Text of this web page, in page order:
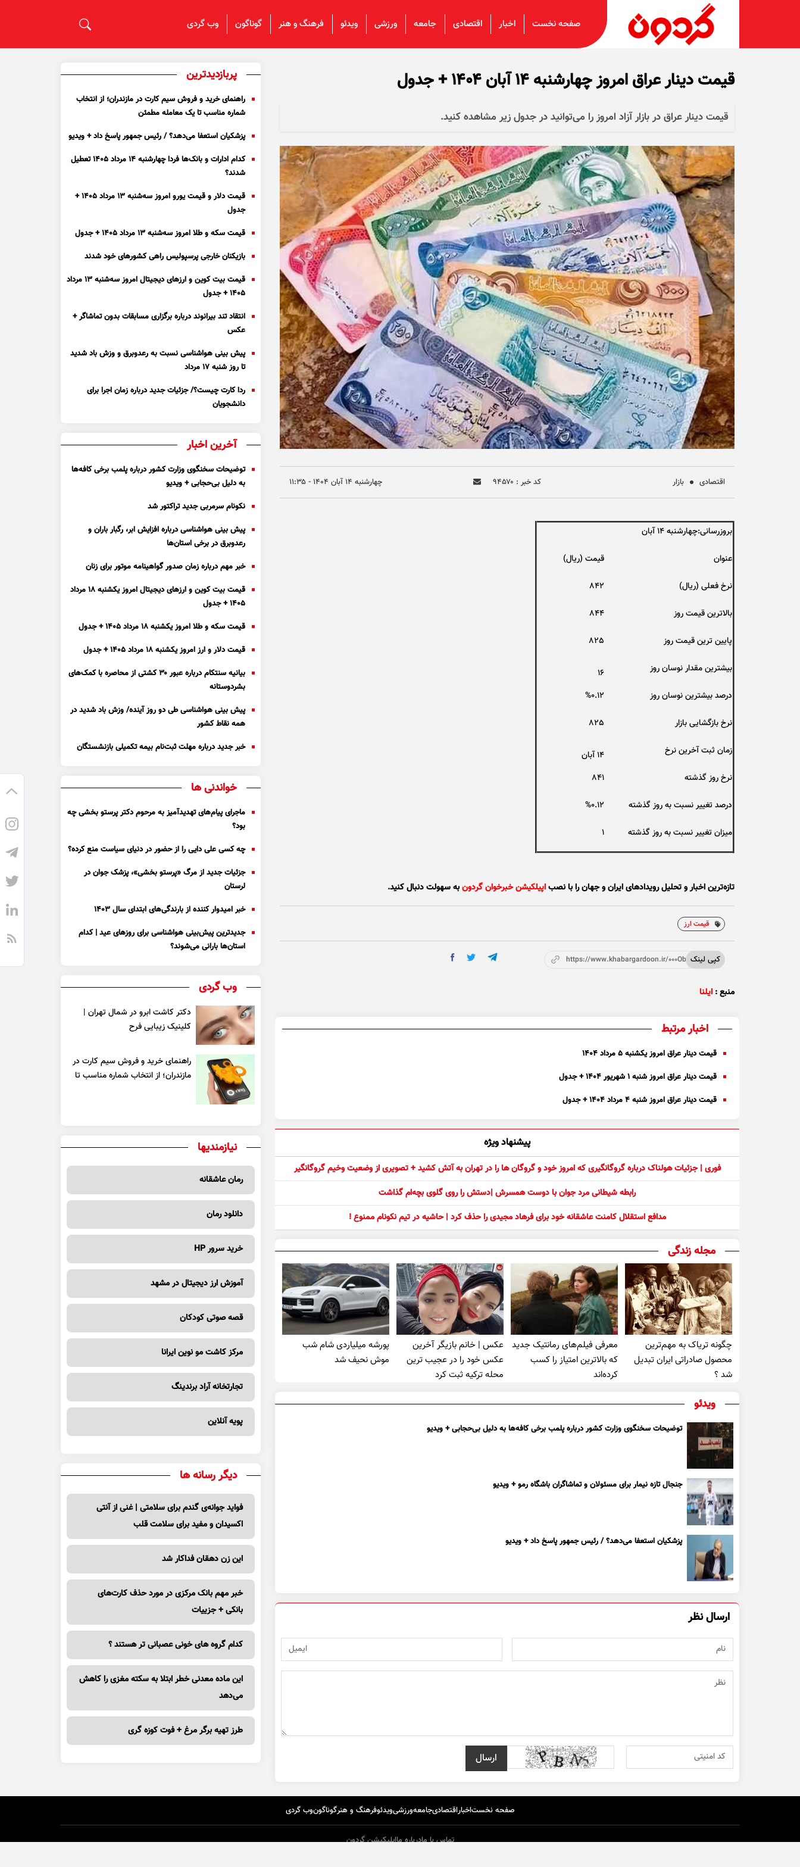
صفحه نخست اخبار اقتصادی جامعه ورزشی ویدئو فرهنگ و هنر گوناگون وب گردی
قیمت دینار عراق امروز چهارشنبه ۱۴ آبان ۱۴۰۴ + جدول
قیمت دینار عراق در بازار آزاد امروز را می‌توانید در جدول زیر مشاهده کنید.
اقتصادی بازار کد خبر : ۹۴۵۷۰ چهارشنبه ۱۴ آبان ۱۴۰۴ - ۱۱:۳۵
بروزرسانی:چهارشنبه ۱۴ آبان
عنوان قیمت (ریال)
نرخ فعلی (ریال) 842
بالاترین قیمت روز 844
پایین ترین قیمت روز 825
بیشترین مقدار نوسان روز
16
درصد بیشترین نوسان روز
%0.12
نرخ بازگشایی بازار 825
زمان ثبت آخرین نرخ
۱۴ آبان
نرخ روز گذشته
841
درصد تغییر نسبت به روز گذشته %0.12
میزان تغییر نسبت به روز گذشته 1
تازه‌ترین اخبار و تحلیل‌ رویدادهای ایران و جهان را با نصباپیلکیشن خبرخوان گردونبه سهولت دنبال کنید.
قیمت ارز
کپی لینکhttps://www.khabargardoon.ir/000ObK
منبع : ایلنا
اخبار مرتبط
قیمت دینار عراق امروز یکشنبه ۵ مرداد ۱۴۰۴
قیمت دینار عراق امروز شنبه ۱ شهریور ۱۴۰۴ + جدول
قیمت دینار عراق امروز شنبه ۴ مرداد ۱۴۰۴ + جدول
پیشنهاد ویژه
فوری | جزئیات هولناک درباره گروگانگیری که امروز خود و گروگان ها را در تهران به آتش کشید + تصویری از وضعیت وخیم گروگانگیر
رابطه شیطانی مرد جوان با دوست همسرش |دستش را روی گلوی بچه‌ام گذاشت
مدافع استقلال کامنت عاشقانه خود برای فرهاد مجیدی را حذف کرد | حاشیه در تیم نکونام ممنوع !
مجله زندگی
چگونه تریاک به مهم‌ترین
محصول صادراتی ایران تبدیل
شد ؟
معرفی فیلم‌های رمانتیک جدید
که بالاترین امتیاز را کسب
کرده‌اند
عکس | خانم بازیگر آخرین
عکس خود را در عجیب ترین
محله ترکیه ثبت کرد
پورشه میلیاردی شام شب
موش‌ نحیف شد
ویدئو
توضیحات سخنگوی وزارت کشور درباره پلمب برخی کافه‌ها به دلیل بی‌حجابی + ویدیو
جنجال تازه نیمار برای مسئولان و تماشاگران باشگاه رمو + ویدیو
پزشکیان استعفا می‌دهد؟ / رئیس جمهور پاسخ داد + ویدیو
ارسال نظر
پربازدیدترین
راهنمای خرید و فروش سیم کارت در مازندران؛ از انتخاب
شماره مناسب تا یک معامله مطمئن
پزشکیان استعفا می‌دهد؟ / رئیس جمهور پاسخ داد + ویدیو
کدام ادارات و بانک‌ها فردا چهارشنبه ۱۴ مرداد ۱۴۰۵ تعطیل
شدند؟
قیمت دلار و قیمت یورو امروز سه‌شنبه ۱۳ مرداد ۱۴۰۵ +
جدول
قیمت سکه و طلا امروز سه‌شنبه ۱۳ مرداد ۱۴۰۵ + جدول
بازیکنان خارجی پرسپولیس راهی کشور‌های خود شدند
قیمت بیت کوین و ارز‌های دیجیتال امروز سه‌شنبه ۱۳ مرداد
۱۴۰۵ + جدول
انتقاد تند بیرانوند درباره برگزاری مسابقات بدون تماشاگر +
عکس
پیش بینی هواشناسی نسبت به رعدوبرق و وزش باد شدید
تا روز شنبه ۱۷ مرداد
ردا کارت چیست؟/ جزئیات جدید درباره زمان اجرا برای
دانشجویان
آخرین اخبار
توضیحات سخنگوی وزارت کشور درباره پلمب برخی کافه‌ها
به دلیل بی‌حجابی + ویدیو
نکونام سرمربی جدید تراکتور شد
پیش بینی هواشناسی درباره افزایش ابر، رگبار باران و
رعدوبرق در برخی استان‌ها
خبر مهم درباره زمان صدور گواهینامه موتور برای زنان
قیمت بیت کوین و ارز‌های دیجیتال امروز یکشنبه ۱۸ مرداد
۱۴۰۵ + جدول
قیمت سکه و طلا امروز یکشنبه ۱۸ مرداد ۱۴۰۵ + جدول
قیمت دلار و ارز امروز یکشنبه ۱۸ مرداد ۱۴۰۵ + جدول
بیانیه سنتکام درباره عبور ۳۰ کشتی از محاصره با کمک‌های
بشردوستانه
پیش بینی هواشناسی طی دو روز آینده/ وزش باد شدید در
همه نقاط کشور
خبر جدید درباره مهلت ثبت‌نام بیمه تکمیلی بازنشستگان
خواندنی ها
ماجرای پیام‌های تهدیدآمیز به مرحوم دکتر پرستو بخشی چه
بود؟
چه کسی علی دایی را از حضور در دنیای سیاست منع کرده؟
جزئیات جدید از مرگ «پرستو بخشی»، پزشک جوان در
لرستان
خبر امیدوار کننده از بارندگی‌های ابتدای سال ۱۴۰۳
جدیدترین پیش‌بینی هواشناسی برای روزهای عید | کدام
استان‌ها بارانی می‌شوند؟
وب گردی
دکتر کاشت ابرو در شمال تهران |
کلینیک زیبایی فرح
راهنمای خرید و فروش سیم کارت در
مازندران؛ از انتخاب شماره مناسب تا
نیازمندیها
رمان عاشقانه
دانلود رمان
خرید سرور HP
آموزش ارز دیجیتال در مشهد
قصه صوتی کودکان
مرکز کاشت مو نوین ایرانا
تجارتخانه آراد برندینگ
پویه آنلاین
دیگر رسانه ها
فواید جوانه‌ی گندم برای سلامتی | غنی از آنتی
اکسیدان و مفید برای سلامت قلب
این زن دهقان فداکار شد
خبر مهم بانک مرکزی در مورد حذف کارت‌های
بانکی + جزییات
کدام گروه های خونی عصبانی تر هستند ؟
این ماده معدنی خطر ابتلا به سکته مغزی را کاهش
می‌دهد
طرز تهیه برگر مرغ + فوت کوزه گری
صفحه نخستاخباراقتصادیجامعهورزشیویدئوفرهنگ و هنرگوناگونوب گردی
تماس با مادرباره مااپلیکیشن گردون